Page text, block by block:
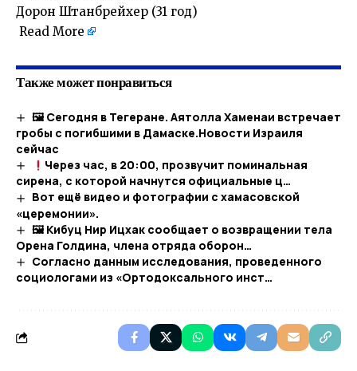
Дорон Штанбрейхер (31 год)
Read More
Также может понравиться
🖼 Сегодня в Тегеране. Аятолла Хаменаи встречает
гробы с погибшими в Дамаске.​Новости Израиля
сейчас
Через час, в 20:00, прозвучит поминальная
сирена, с которой начнутся официальные ц…
Вот ещё видео и фотографии с хамасовской
«церемонии».
🖼 Кибуц Нир Ицхак сообщает о возвращении тела
Орена Голдина, члена отряда оборон…
Согласно данным исследования, проведенного
социологами из «Ортодоксального инст…